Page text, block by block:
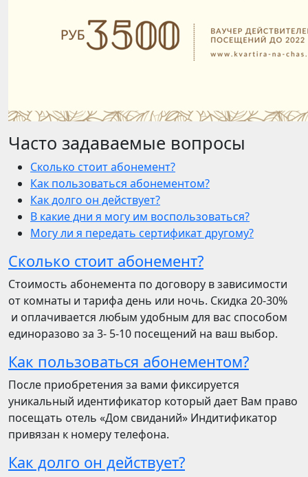
Часто задаваемые вопросы
Сколько стоит абонемент?
Как пользоваться абонементом?
Как долго он действует?
В какие дни я могу им воспользоваться?
Могу ли я передать сертификат другому?
Сколько стоит абонемент?
Стоимость абонемента по договору в зависимости
от комнаты и тарифа день или ночь. Скидка 20-30%
и оплачивается любым удобным для вас способом
единоразово за 3- 5-10 посещений на ваш выбор.
Как пользоваться абонементом?
После приобретения за вами фиксируется
уникальный идентификатор который дает Вам право
посещать отель «Дом свиданий» Индитификатор
привязан к номеру телефона.
Как долго он действует?